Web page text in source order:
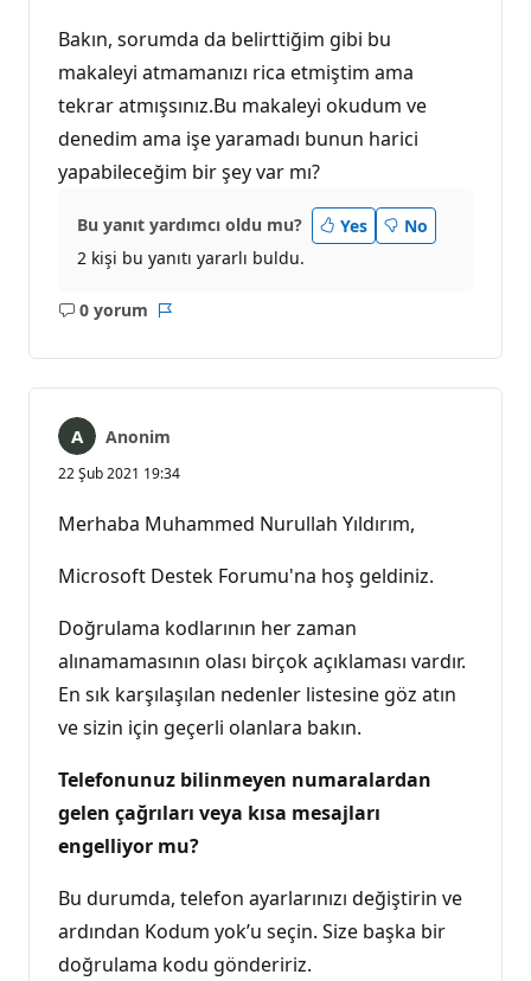
Bakın, sorumda da belirttiğim gibi bu
makaleyi atmamanızı rica etmiştim ama
tekrar atmışsınız.Bu makaleyi okudum ve
denedim ama işe yaramadı bunun harici
yapabileceğim bir şey var mı?
Bu yanıt yardımcı oldu mu? Yes
No
2 kişi bu yanıtı yararlı buldu.
0 yorum
Açıklama
Anonim
22 Şub 2021 19:34
Merhaba Muhammed Nurullah Yıldırım,
Microsoft Destek Forumu'na hoş geldiniz.
Doğrulama kodlarının her zaman
alınamamasının olası birçok açıklaması vardır.
En sık karşılaşılan nedenler listesine göz atın
ve sizin için geçerli olanlara bakın.
Telefonunuz bilinmeyen numaralardan
gelen çağrıları veya kısa mesajları
engelliyor mu?
Bu durumda, telefon ayarlarınızı değiştirin ve
ardından Kodum yok’u seçin. Size başka bir
doğrulama kodu göndeririz.